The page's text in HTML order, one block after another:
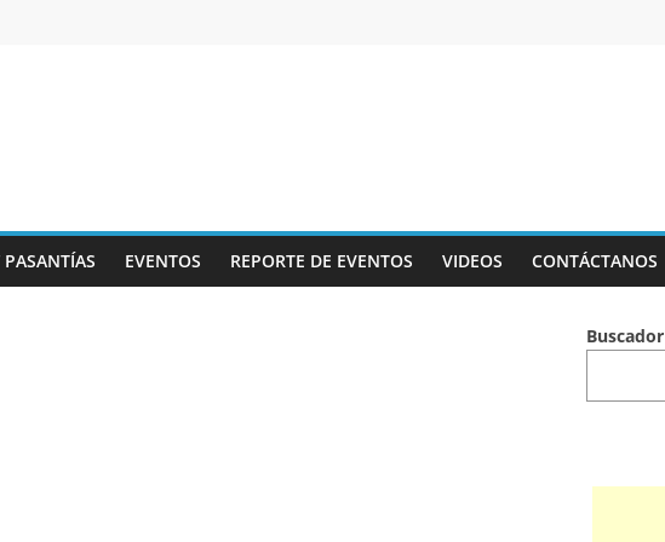
PASANTÍAS EVENTOS REPORTE DE EVENTOS VIDEOS CONTÁCTANOS
Buscador